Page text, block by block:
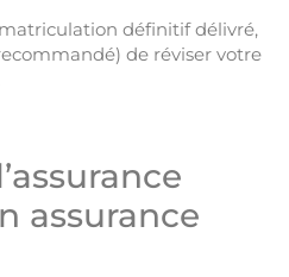
définitif délivré,
de réviser votre
assurance